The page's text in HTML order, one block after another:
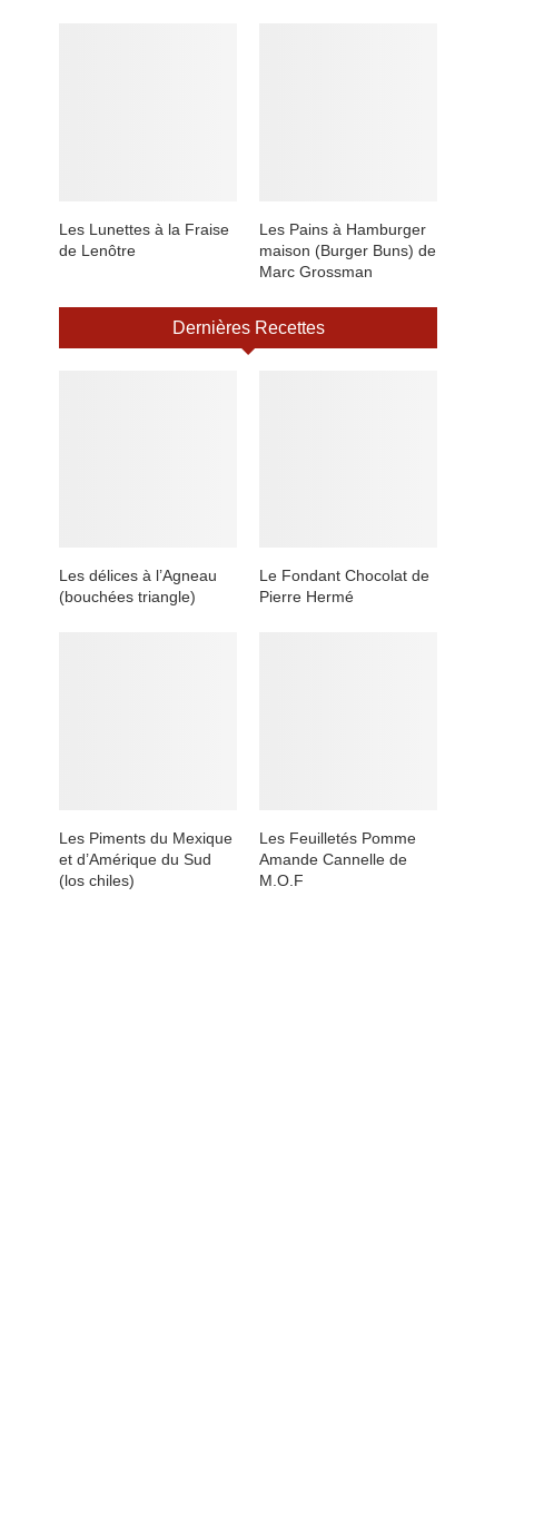
Les Lunettes à la Fraise
de Lenôtre
Les Pains à Hamburger
maison (Burger Buns) de
Marc Grossman
Dernières Recettes
Les délices à l’Agneau
(bouchées triangle)
Le Fondant Chocolat de
Pierre Hermé
Les Piments du Mexique
et d’Amérique du Sud
(los chiles)
Les Feuilletés Pomme
Amande Cannelle de
M.O.F